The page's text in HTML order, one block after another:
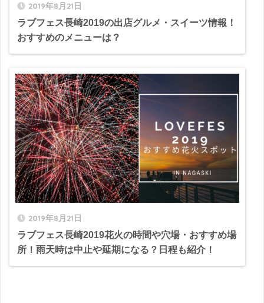
2019年8月21日
ラブフェス長崎2019の出店グルメ・スイーツ情報！
おすすめのメニューは？
2019年8月21日
ラブフェス長崎2019花火の時間や穴場・おすすめ場
所！雨天時は中止や延期になる？日程も紹介！